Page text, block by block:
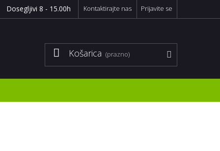
Prijavite se
Kontaktirajte nas
Dosegljivi 8 - 15.00h
Košarica (prazno)